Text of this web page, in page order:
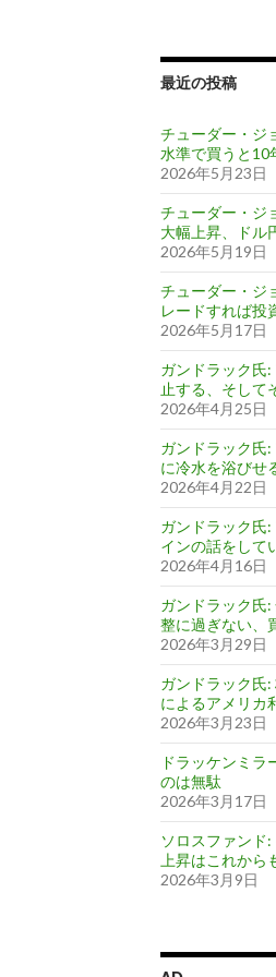
最近の投稿
チューダー・ジ
水準で買うと10
2026年5月23日
チューダー・ジ
大幅上昇、ドル
2026年5月19日
チューダー・ジ
レードすれば投
2026年5月17日
ガンドラック氏
止する、そして
2026年4月25日
ガンドラック氏
に冷水を浴びせ
2026年4月22日
ガンドラック氏
インの話をして
2026年4月16日
ガンドラック氏
整に過ぎない、
2026年3月29日
ガンドラック氏
によるアメリカ
2026年3月23日
ドラッケンミラ
のは無駄
2026年3月17日
ソロスファンド
上昇はこれから
2026年3月9日